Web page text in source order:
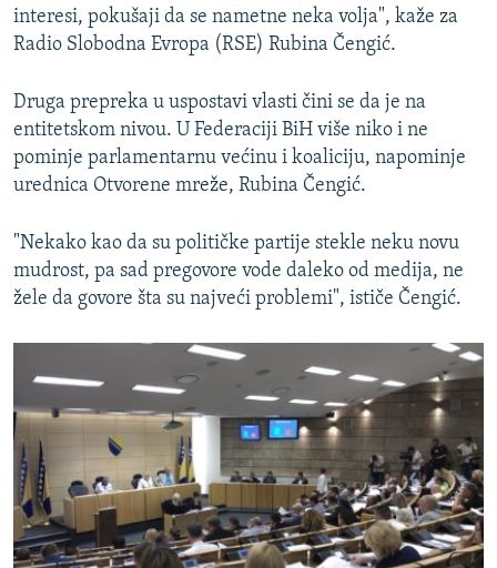
interesi, pokušaji da se nametne neka volja", kaže za
Radio Slobodna Evropa (RSE) Rubina Čengić.
Druga prepreka u uspostavi vlasti čini se da je na
entitetskom nivou. U Federaciji BiH više niko i ne
pominje parlamentarnu većinu i koaliciju, napominje
urednica Otvorene mreže, Rubina Čengić.
"Nekako kao da su političke partije stekle neku novu
mudrost, pa sad pregovore vode daleko od medija, ne
žele da govore šta su najveći problemi", ističe Čengić.